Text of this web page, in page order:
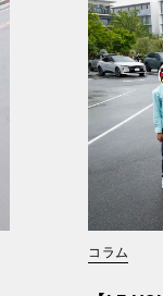
コラム